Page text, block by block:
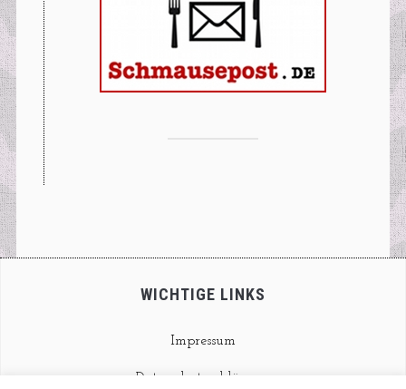
WICHTIGE LINKS
Impressum
Datenschutzerklärung